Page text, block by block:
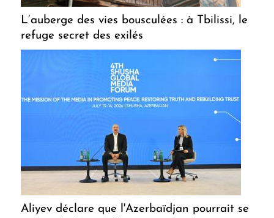
L’auberge des vies bousculées : à Tbilissi, le
refuge secret des exilés
Aliyev déclare que l'Azerbaïdjan pourrait se